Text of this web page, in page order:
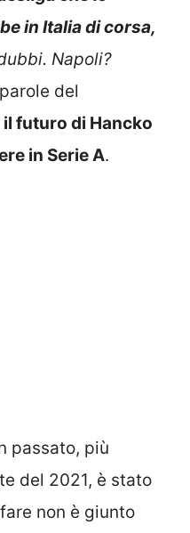
in Italia di corsa,
Napoli?
del
il futuro di Hancko
in Serie A.
passato, più
del 2021, è stato
non è giunto